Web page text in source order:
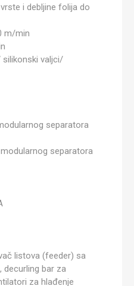
i debljine folija do
m/min
silikonski valjci/
separatora
separatora
listova (feeder) sa
decurling bar za
za hlađenje